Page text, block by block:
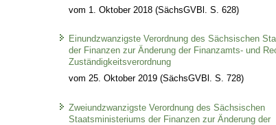
vom 1. Oktober 2018 (SächsGVBl. S. 628)
Einundzwanzigste Verordnung des Sächsischen
der Finanzen zur Änderung der Finanzamts- und
Zuständigkeitsverordnung
vom 25. Oktober 2019 (SächsGVBl. S. 728)
Zweiundzwanzigste Verordnung des Sächsischen
Staatsministeriums der Finanzen zur Änderung der